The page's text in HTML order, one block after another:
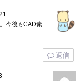
今後もCAD素
返信